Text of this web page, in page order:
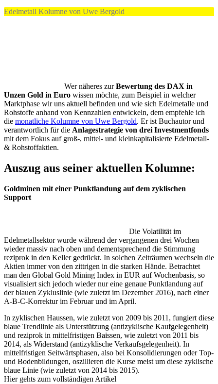
Edelmetall Kolumne von Uwe Bergold
Wer näheres zurBewertung des DAX in
Unzen Gold in Euro wissen möchte, zum Beispiel in welcher
Marktphase wir uns aktuell befinden und wie sich Edelmetalle und
Rohstoffe anhand von Kennzahlen entwickeln, dem empfehle ich
die monatliche Kolumne von Uwe Bergold. Er ist Buchautor und
verantwortlich für die Anlagestrategie von drei Investmentfonds
mit dem Fokus auf groß-, mittel- und kleinkapitalisierte Edelmetall-
& Rohstoffaktien.
Auszug aus seiner aktuellen Kolumne:
Goldminen mit einer Punktlandung auf dem zyklischen
Support
Die Volatilität im
Edelmetallsektor wurde während der vergangenen drei Wochen
wieder massiv nach oben und dementsprechend die Stimmung
reziprok in den Keller gedrückt. In solchen Zeiträumen wechseln die
Aktien immer von den zittrigen in die starken Hände. Betrachtet
man den Global Gold Mining Index in EUR auf Wochenbasis, so
visualisiert sich jedoch wieder nur eine genaue Punktlandung auf
der blauen Zykluslinie (wie zuletzt im Dezember 2016), nach einer
A-B-C-Korrektur im Februar und im April.
In zyklischen Haussen, wie zuletzt von 2009 bis 2011, fungiert diese
blaue Trendlinie als Unterstützung (antizyklische Kaufgelegenheit)
und reziprok in mittelfristigen Baissen, wie zuletzt von 2011 bis
2014, als Widerstand (antizyklische Verkaufsgelegenheit). In
mittelfristigen Seitwärtsphasen, also bei Konsolidierungen oder Top-
und Bodenbildungen, oszillieren die Kurse meist um diese zyklische
blaue Linie (wie zuletzt von 2014 bis 2015).
Hier gehts zum vollständigen Artikel